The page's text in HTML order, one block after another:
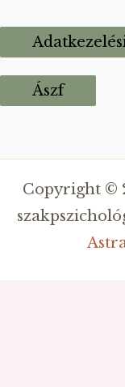
Ászf
Copyright ©